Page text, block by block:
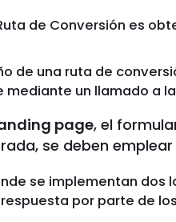
de Conversión es
de una ruta de
un llamado a
page, el
se deben
se implementan dos
por parte de